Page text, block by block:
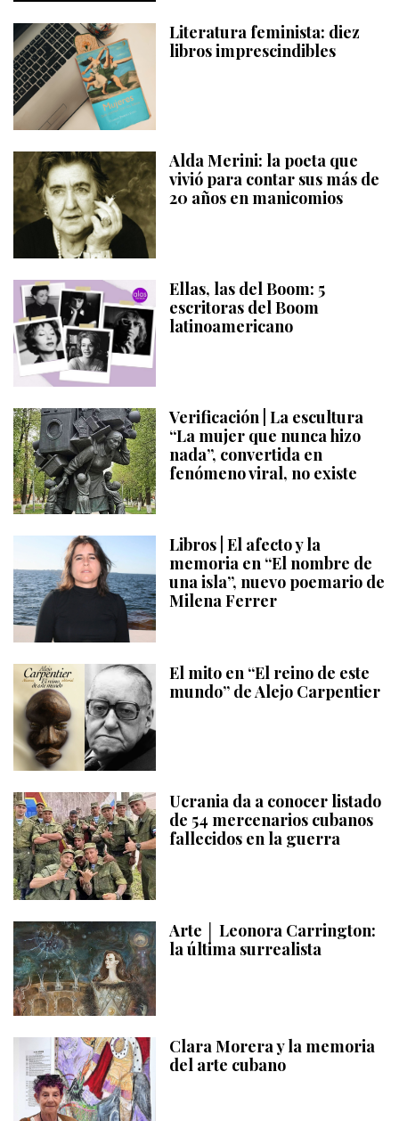
Literatura feminista: diez
libros imprescindibles
Alda Merini: la poeta que
vivió para contar sus más de
20 años en manicomios
Ellas, las del Boom: 5
escritoras del Boom
latinoamericano
Verificación | La escultura
“La mujer que nunca hizo
nada”, convertida en
fenómeno viral, no existe
Libros | El afecto y la
memoria en “El nombre de
una isla”, nuevo poemario de
Milena Ferrer
El mito en “El reino de este
mundo” de Alejo Carpentier
Ucrania da a conocer listado
de 54 mercenarios cubanos
fallecidos en la guerra
Arte │ Leonora Carrington:
la última surrealista
Clara Morera y la memoria
del arte cubano